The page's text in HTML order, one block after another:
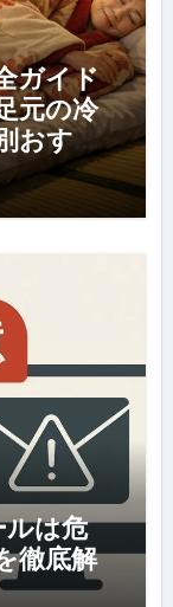
ガイド
元の冷
おすす
まで
は危
徹底解